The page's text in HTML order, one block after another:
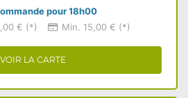
pour 18h00
€ (*) Min. 15,00 € (*)
VOIR LA CARTE